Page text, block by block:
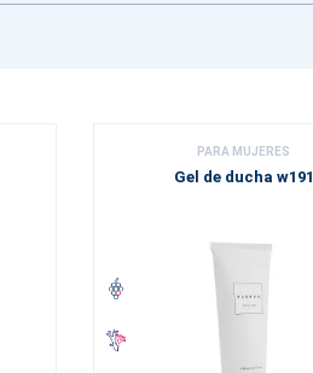
PARA MUJERES
Gel de ducha w191